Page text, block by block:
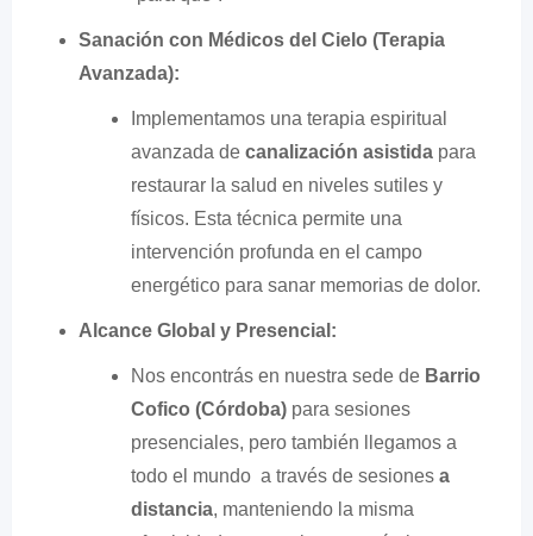
Sanación con Médicos del Cielo (Terapia
Avanzada):
Implementamos una terapia espiritual
avanzada de canalización asistida para
restaurar la salud en niveles sutiles y
físicos. Esta técnica permite una
intervención profunda en el campo
energético para sanar memorias de dolor.
Alcance Global y Presencial:
Nos encontrás en nuestra sede de Barrio
Cofico (Córdoba) para sesiones
presenciales, pero también llegamos a
todo el mundo a través de sesiones a
distancia, manteniendo la misma